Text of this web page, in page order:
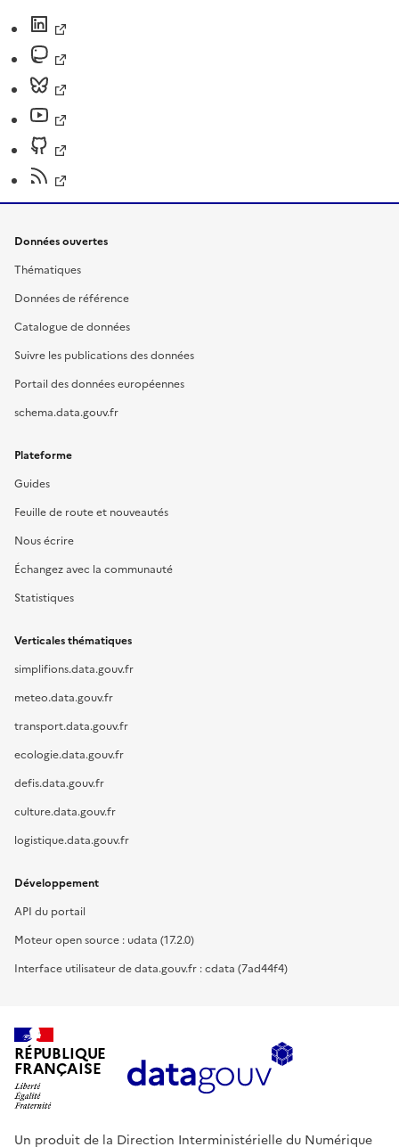
Données ouvertes
Thématiques
Données de référence
Catalogue de données
Suivre les publications des données
Portail des données européennes
schema.data.gouv.fr
Plateforme
Guides
Feuille de route et nouveautés
Nous écrire
Échangez avec la communauté
Statistiques
Verticales thématiques
simplifions.data.gouv.fr
meteo.data.gouv.fr
transport.data.gouv.fr
ecologie.data.gouv.fr
defis.data.gouv.fr
culture.data.gouv.fr
logistique.data.gouv.fr
Développement
API du portail
Moteur open source : udata (17.2.0)
Interface utilisateur de data.gouv.fr : cdata (7ad44f4)
RÉPUBLIQUE
FRANÇAISE
Un produit de la Direction Interministérielle du Numérique